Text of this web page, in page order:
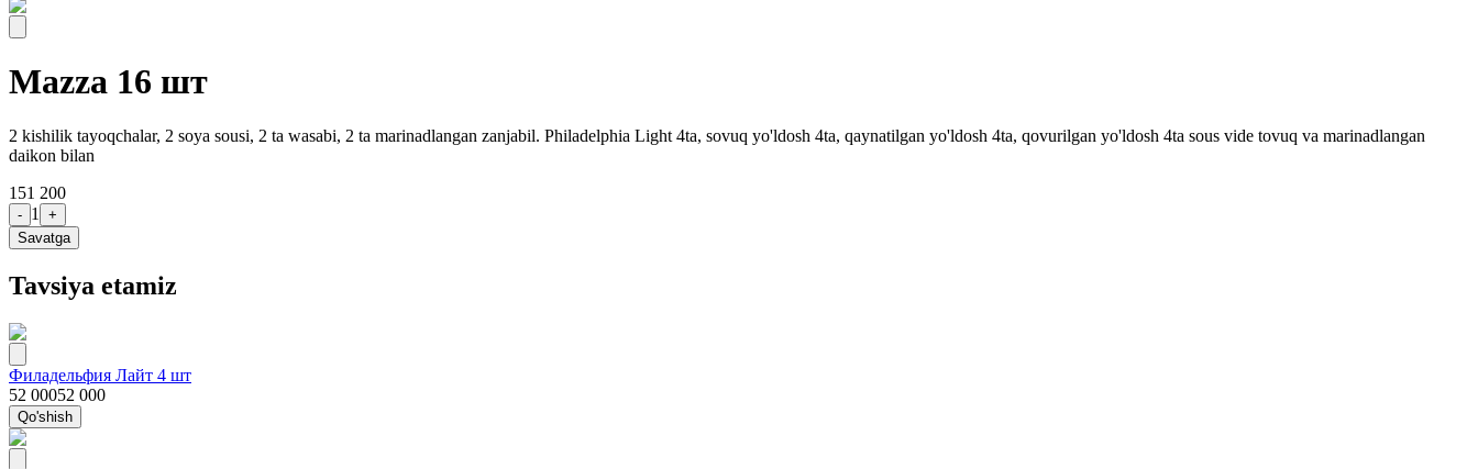
Mazza 16 шт
2 kishilik tayoqchalar, 2 soya sousi, 2 ta wasabi, 2 ta marinadlangan zanjabil. Philadelphia Light 4ta, sovuq yo'ldosh 4ta, qaynatilgan yo'ldosh 4ta, qovurilgan yo'ldosh 4ta sous vide tovuq va marinadlangan
daikon bilan
151 200
- 1
+
Savatga
Tavsiya etamiz
Филадельфия Лайт 4 шт
52 00052 000
Qo'shish